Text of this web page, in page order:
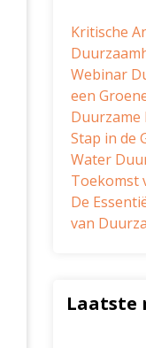
Kritische
Webinar
een
Duurzame
Stap in de
Water
Toekomst
De
van
Laatste